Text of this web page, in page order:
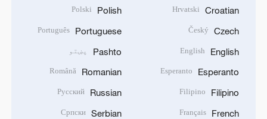
Croatian
Hrvatski
Czech
Český
English
English
Esperanto
Esperanto
Filipino
Filipino
French
Français
Polish
Polski
Portuguese
Português
Pashto پښتو
Romanian
Română
Russian
Русский
Serbian
Српски